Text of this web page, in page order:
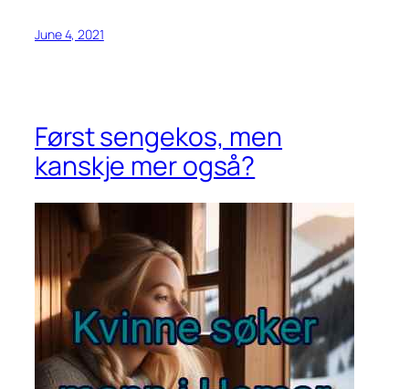
June 4, 2021
Først sengekos, men
kanskje mer også?